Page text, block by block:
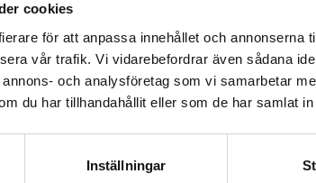
cookies
för att anpassa innehållet och annonserna
vår trafik. Vi vidarebefordrar även sådana
och analysföretag som vi samarbetar
du har tillhandahållit eller som de har samlat
Inställningar